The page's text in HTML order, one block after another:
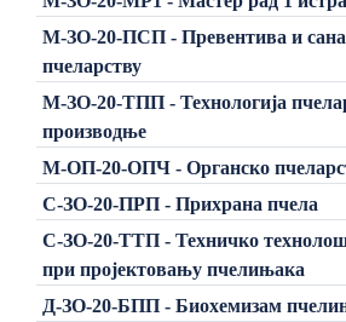
М-ЗО-20-ПСП - Превентива и
пчеларству
М-ЗО-20-ТПП - Технологија
производње
М-ОП-20-ОПЧ - Органско
C-ЗО-20-ПРП - Прихрана пчела
C-ЗО-20-ТТП - Техничко
при пројектовању пчелињака
Д-ЗО-20-БПП - Биохемизам